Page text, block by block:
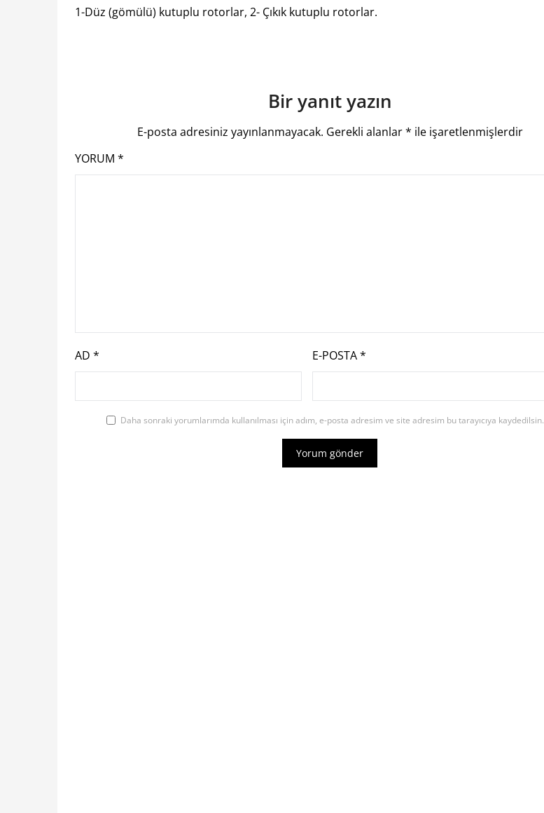
1-Düz (gömülü) kutuplu rotorlar, 2- Çıkık kutuplu rotorlar.
Bir yanıt yazın
E-posta adresiniz yayınlanmayacak. Gerekli alanlar* ile işaretlenmişlerdir
YORUM *
AD * E-POSTA*
Daha sonraki yorumlarımda kullanılması için adım, e-posta adresim ve site adresim bu tarayıcıya kaydedilsin.